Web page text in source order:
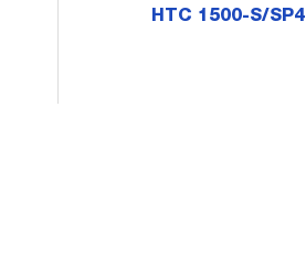
HTC 1500-S/SP4